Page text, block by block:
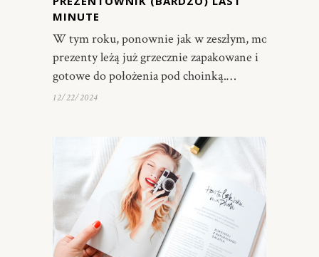
MINUTE
W tym roku, ponownie jak w zeszłym, moje
prezenty leżą już grzecznie zapakowane i
gotowe do położenia pod choinką.…
12/22/2024